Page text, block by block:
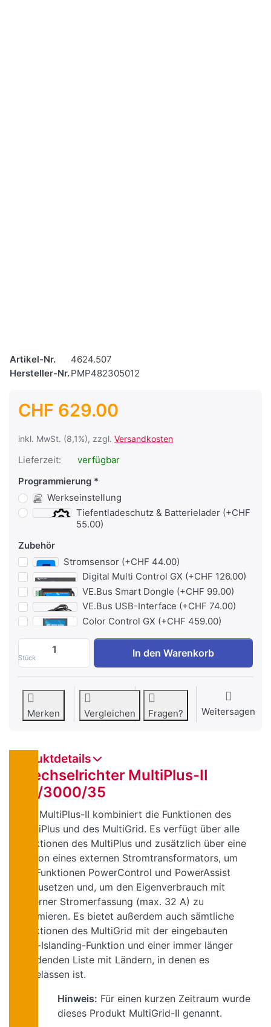
Artikel-Nr.
4624.507
Hersteller-Nr.PMP482305012
CHF 629.00
inkl. MwSt. (8,1%), zzgl. Versandkosten
Lieferzeit:
verfügbar
Programmierung
Werkseinstellung
Tiefentladeschutz & Batterielader (+CHF
55.00)
Zubehör
Stromsensor (+CHF 44.00)
Digital Multi Control GX (+CHF 126.00)
VE.Bus Smart Dongle (+CHF 99.00)
VE.Bus USB-Interface (+CHF 74.00)
Color Control GX (+CHF 459.00)
Stück
Wechselrichter MultiPlus-II 48/3000/35
In den Warenkorb
Merken Vergleichen Fragen? Weitersagen
Produktdetails
Wechselrichter MultiPlus-II
48/3000/35
Das MultiPlus-II kombiniert die Funktionen des
MultiPlus und des MultiGrid. Es verfügt über alle
Funktionen des MultiPlus und zusätzlich über eine
Option eines externen Stromtransformators, um
die Funktionen PowerControl und PowerAssist
umzusetzen und, um den Eigenverbrauch mit
externer Stromerfassung (max. 32 A) zu
optimieren. Es bietet außerdem auch sämtliche
Funktionen des MultiGrid mit der eingebauten
Anti-Islanding-Funktion und einer immer länger
werdenden Liste mit Ländern, in denen es
zugelassen ist.
Hinweis: Für einen kurzen Zeitraum wurde
dieses Produkt MultiGrid-II genannt.